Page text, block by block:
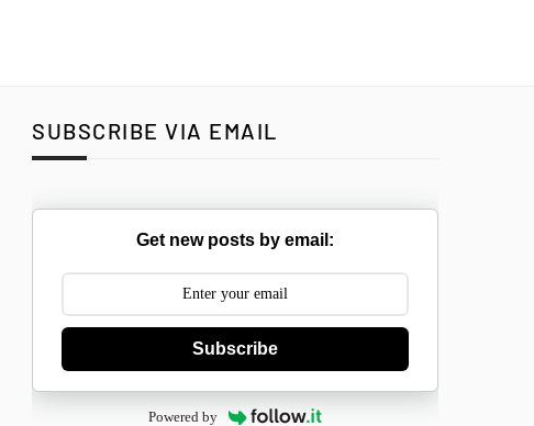
SUBSCRIBE VIA EMAIL
Get new posts by email:
Subscribe
Powered by